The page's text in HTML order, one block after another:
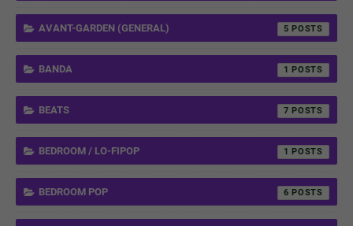
AVANT-GARDEN (GENERAL) 5
BANDA 1
BEATS 7
BEDROOM / LO-FIPOP 1
BEDROOM POP 6